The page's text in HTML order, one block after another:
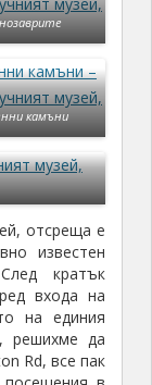
камъни
отсреща е
известен
кратък
входа на
на единия
решихме да
Rd, все пак